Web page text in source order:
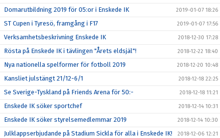
Domarutbildning 2019 för 05:or i Enskede IK 2019-01-07 18:26
ST Cupen i Tyresö, framgång i F17 2019-01-07 17:56
Verksamhetsbeskrivning Enskede IK 2018-12-30 17:28
Rösta på Enskede IK i tävlingen "Årets eldsjäl"! 2018-12-22 18:40
Nya nationella spelformer för fotboll 2019 2018-12-20 10:48
Kansliet julstängt 21/12-6/1 2018-12-18 22:25
Se Sverige-Tyskland på Friends Arena för 50:- 2018-12-18 11:21
Enskede IK söker sportchef 2018-12-14 10:31
Enskede IK söker styrelsemedlemmar 2019 2018-12-14 10:30
Julklappserbjudande på Stadium Sickla för alla i Enskede IK! 2018-12-06 12:21